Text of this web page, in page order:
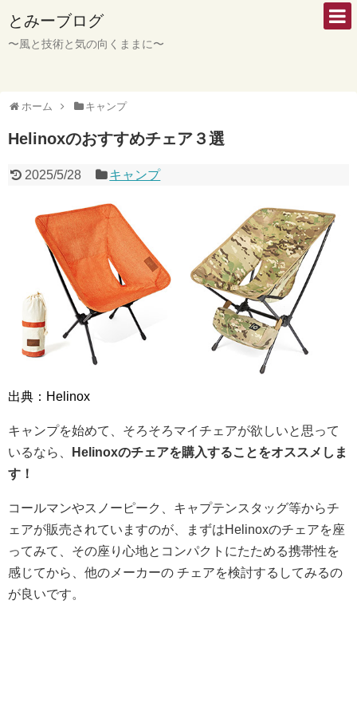
とみーブログ
〜風と技術と気の向くままに〜
ホーム キャンプ
Helinoxのおすすめチェア３選
2025/5/28 キャンプ
出典：Helinox
キャンプを始めて、そろそろマイチェアが欲しいと思って
いるなら、
Helinoxのチェアを購入することをオススメしま
す！
コールマンやスノーピーク、キャプテンスタッグ等からチ
ェアが販売されていますのが、まずはHelinoxのチェアを座
ってみて、その座り心地とコンパクトにたためる携帯性を
感じてから、他のメーカーの チェアを検討するしてみるの
が良いです。